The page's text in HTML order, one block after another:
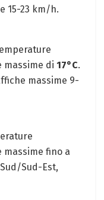
15-23 km/h.
massime di 17°C.
massime 9-
massime fino a
Sud-Est,